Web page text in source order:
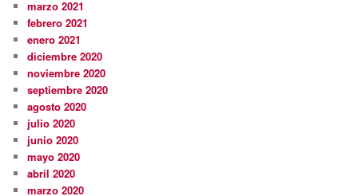
marzo 2021
febrero 2021
enero 2021
diciembre 2020
noviembre 2020
septiembre 2020
agosto 2020
julio 2020
junio 2020
mayo 2020
abril 2020
marzo 2020